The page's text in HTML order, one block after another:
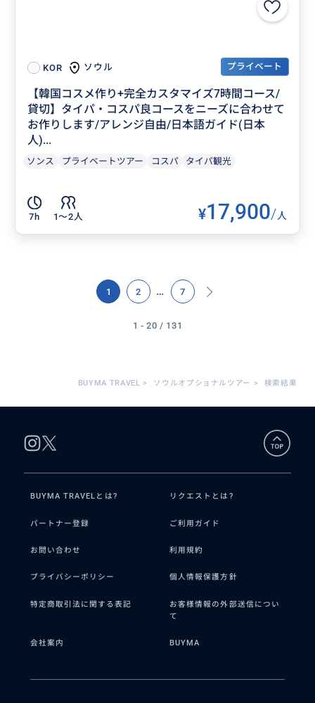
KOR ソウル プライベート
【韓国コスメ作り+完全カスタマイズ7時間コース/
貸切】タイパ・コスパ良コースをニーズに合わせて
お作りします/アレンジ自由/日本語ガイド(日本
人)...
ソンス プライベートツアー コスパ タイパ観光
7h 1〜2人 ¥17,900/人
1 2 … 7
1 - 20 / 131
BUYMA TRAVEL > ソウルオプショナルツアー > 検索結果
BUYMA TRAVELとは? リクエストとは?
パートナー登録 ご利用ガイド
お問い合わせ 利用規約
プライバシーポリシー 個人情報保護方針
特定商取引法に関する表記
お客様情報の外部送信につい
て
会社案内 BUYMA